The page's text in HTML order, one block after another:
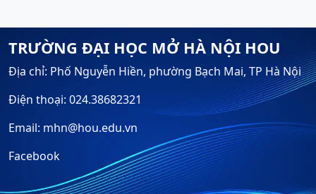
TRƯỜNG ĐẠI HỌC MỞ HÀ NỘI HOU
Địa chỉ: Phố Nguyễn Hiền, phường Bạch Mai, TP Hà Nội
Điện thoại: 024.38682321
Email: mhn@hou.edu.vn
Facebook